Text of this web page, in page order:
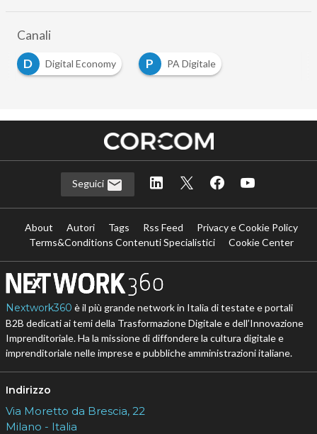
Canali
D
Digital Economy P PA Digitale
Seguici
About Autori Tags Rss Feed
Privacy e Cookie Policy
Terms&Conditions Contenuti Specialistici
Cookie Center
Nextwork360 è il più grande network in Italia di testate e portali
B2B dedicati ai temi della Trasformazione Digitale e dell’Innovazione
Imprenditoriale. Ha la missione di diffondere la cultura digitale e
imprenditoriale nelle imprese e pubbliche amministrazioni italiane.
Indirizzo
Via Moretto da Brescia, 22
Milano - Italia